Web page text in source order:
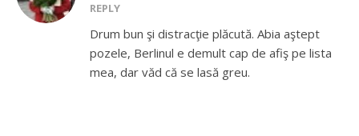
REPLY
Drum bun şi distracţie plăcută. Abia aştept
pozele, Berlinul e demult cap de afiş pe lista
mea, dar văd că se lasă greu.